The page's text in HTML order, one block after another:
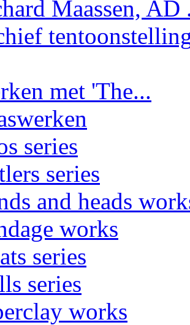
Maassen, AD
met 'The...
series
series
and heads
works
series
series
works